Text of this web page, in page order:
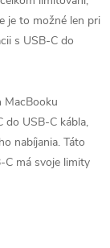
je to možné len pri
s USB-C do
do USB-C kábla,
nabíjania. Táto
C má svoje limity